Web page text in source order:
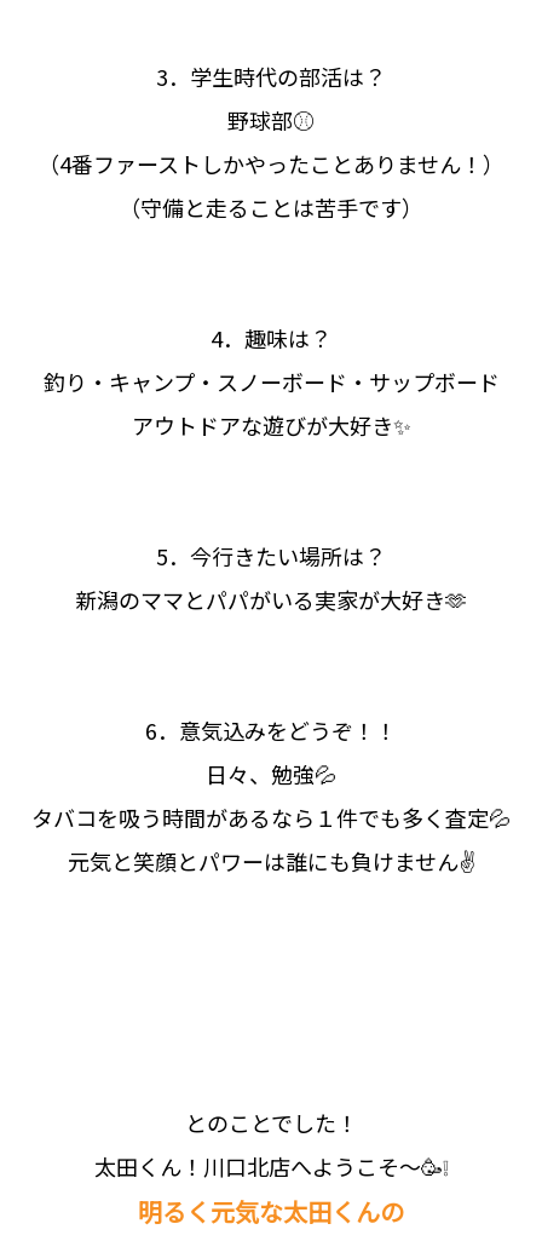
3．学生時代の部活は？
野球部⚾
（4番ファーストしかやったことありません！）
（守備と走ることは苦手です）
4．趣味は？
釣り・キャンプ・スノーボード・サップボード
アウトドアな遊びが大好き✨
5．今行きたい場所は？
新潟のママとパパがいる実家が大好き🫶
6．意気込みをどうぞ！！
日々、勉強💦
タバコを吸う時間があるなら１件でも多く査定💦
元気と笑顔とパワーは誰にも負けません✌️
とのことでした！
太田くん！川口北店へようこそ～🥳❕
明るく元気な太田くんの